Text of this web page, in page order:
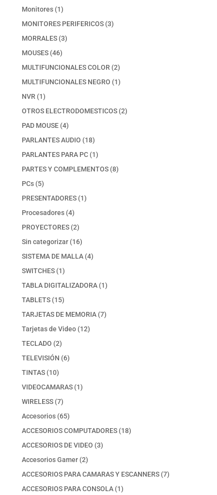
Monitores 11
producto
MONITORES PERIFERICOS 33
MORRALES 33
MOUSES 4646
productos
MULTIFUNCIONALES COLOR 22
productos
MULTIFUNCIONALES NEGRO 11
NVR 11
producto
OTROS ELECTRODOMESTICOS 22
PAD MOUSE 44
productos
PARLANTES AUDIO 1818
productos
PARLANTES PARA PC 11
producto
PARTES Y COMPLEMENTOS 88
PCs 55
productos
PRESENTADORES 11
Procesadores 44
productos
PROYECTORES 22
productos
Sin categorizar 1616
productos
SISTEMA DE MALLA 44
SWITCHES 11
producto
TABLA DIGITALIZADORA 11
TABLETS 1515
productos
TARJETAS DE MEMORIA 77
Tarjetas de Video 1212
TECLADO 22
productos
TELEVISIÓN 66
TINTAS 1010
productos
VIDEOCAMARAS 11
WIRELESS 77
productos
Accesorios 6565
productos
ACCESORIOS COMPUTADORES 1818
ACCESORIOS DE VIDEO 33
Accesorios Gamer 22
productos
ACCESORIOS PARA CAMARAS Y ESCANNERS 77
ACCESORIOS PARA CONSOLA 11